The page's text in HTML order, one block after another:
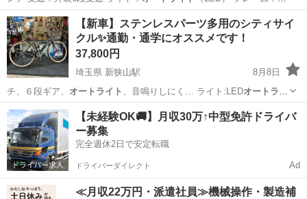
ぎやすく乗…
東京 中央区 東京駅
【新車】ステンレスパーツ多用のシティサイ
クル✨通勤・通学にオススメです！
37,800円
埼玉県 新狭山駅
8月8日
チ、６段ギア、 オートライト 、音鳴りしにく… ライト:LEDオートライ
トフロントブ…
埼玉 狭山市 新狭山駅 その他 ステンレス
【未経験OK🚚】月収30万↑中型免許ドライバ
ー募集
完全週休2日で安定転職
ドライバーダイレクト Ad
≪月収22万円・派遣社員≫機械操作・製造補